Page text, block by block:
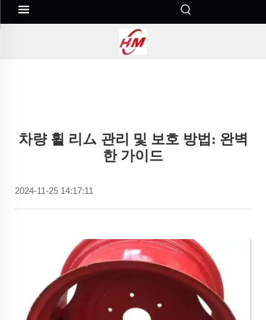
차량 휠 리ム 관리 및 보호 방법: 완벽
한 가이드
2024-11-25 14:17:11